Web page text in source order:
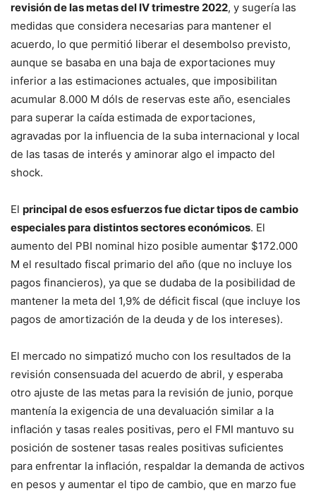
revisión de las metas del IV trimestre 2022, y sugería las
medidas que considera necesarias para mantener el
acuerdo, lo que permitió liberar el desembolso previsto,
aunque se basaba en una baja de exportaciones muy
inferior a las estimaciones actuales, que imposibilitan
acumular 8.000 M dóls de reservas este año, esenciales
para superar la caída estimada de exportaciones,
agravadas por la influencia de la suba internacional y local
de las tasas de interés y aminorar algo el impacto del
shock.
El principal de esos esfuerzos fue dictar tipos de cambio
especiales para distintos sectores económicos. El
aumento del PBI nominal hizo posible aumentar $172.000
M el resultado fiscal primario del año (que no incluye los
pagos financieros), ya que se dudaba de la posibilidad de
mantener la meta del 1,9% de déficit fiscal (que incluye los
pagos de amortización de la deuda y de los intereses).
El mercado no simpatizó mucho con los resultados de la
revisión consensuada del acuerdo de abril, y esperaba
otro ajuste de las metas para la revisión de junio, porque
mantenía la exigencia de una devaluación similar a la
inflación y tasas reales positivas, pero el FMI mantuvo su
posición de sostener tasas reales positivas suficientes
para enfrentar la inflación, respaldar la demanda de activos
en pesos y aumentar el tipo de cambio, que en marzo fue